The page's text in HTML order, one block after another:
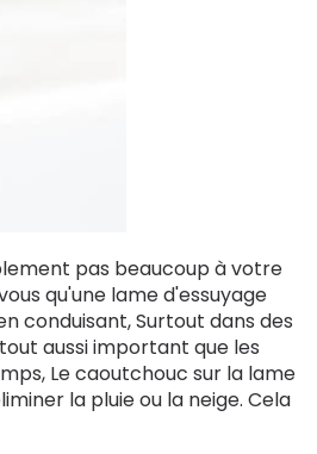
pas beaucoup à votre
qu'une lame d'essuyage
conduisant, Surtout dans des
aussi important que les
Le caoutchouc sur la lame
la pluie ou la neige. Cela